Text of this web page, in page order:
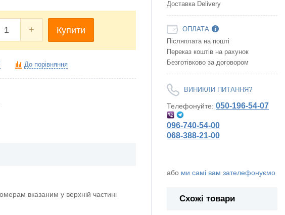
+ Купити
До порівняння
вказаним у верхній частині
Доставка Delivery
ОПЛАТА
Післяплата на пошті
Переказ коштів на рахунок
Безготівково за договором
ВИНИКЛИ ПИТАННЯ?
Телефонуйте: 050-196-54-07
096-740-54-00
068-388-21-00
або ми самі вам зателефонуємо
Схожі товари